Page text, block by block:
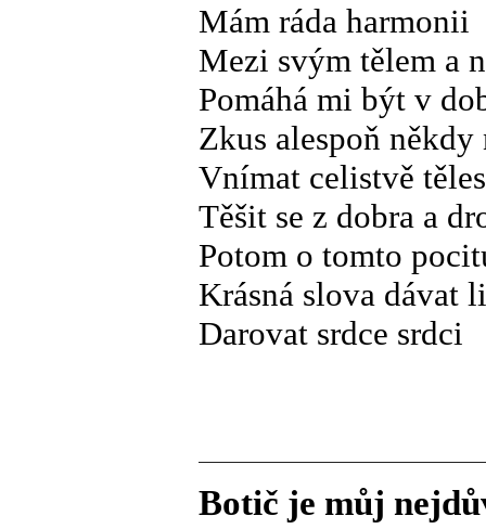
Mám ráda harmonii
Mezi svým tělem a
Pomáhá mi být v
Zkus alespoň
Vnímat celistvě
Těšit se z dobra a
Potom o tomto
Krásná slova dávat
Darovat srdce srdci
Botič je můj